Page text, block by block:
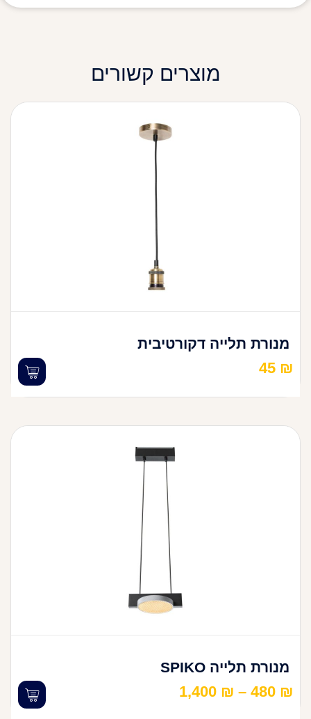
מוצרים קשורים
מנורת תלייה דקורטיבית
45 ₪
מנורת תלייה SPIKO
480 ₪
–
1,400 ₪